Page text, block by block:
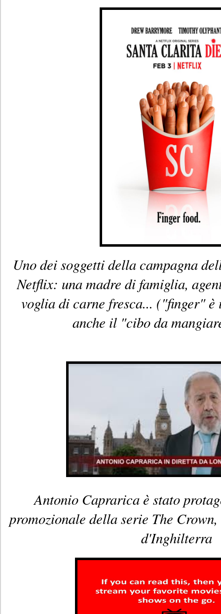
Uno dei soggetti della campagna
Netflix: una madre di famiglia,
voglia di carne fresca... ("finger"
anche il "cibo da
Antonio Caprarica è stato
promozionale della serie The
d'Inghilterra